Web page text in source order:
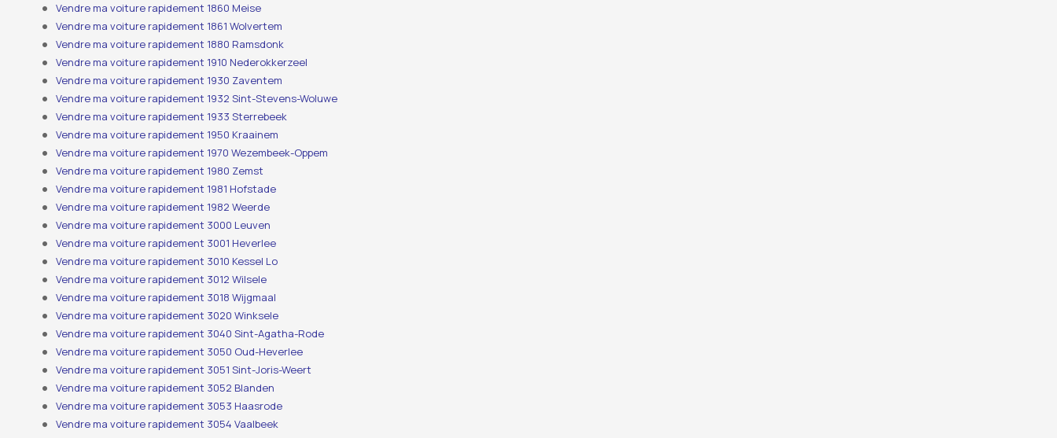
Vendre ma voiture rapidement 1860 Meise
Vendre ma voiture rapidement 1861 Wolvertem
Vendre ma voiture rapidement 1880 Ramsdonk
Vendre ma voiture rapidement 1910 Nederokkerzeel
Vendre ma voiture rapidement 1930 Zaventem
Vendre ma voiture rapidement 1932 Sint-Stevens-Woluwe
Vendre ma voiture rapidement 1933 Sterrebeek
Vendre ma voiture rapidement 1950 Kraainem
Vendre ma voiture rapidement 1970 Wezembeek-Oppem
Vendre ma voiture rapidement 1980 Zemst
Vendre ma voiture rapidement 1981 Hofstade
Vendre ma voiture rapidement 1982 Weerde
Vendre ma voiture rapidement 3000 Leuven
Vendre ma voiture rapidement 3001 Heverlee
Vendre ma voiture rapidement 3010 Kessel Lo
Vendre ma voiture rapidement 3012 Wilsele
Vendre ma voiture rapidement 3018 Wijgmaal
Vendre ma voiture rapidement 3020 Winksele
Vendre ma voiture rapidement 3040 Sint-Agatha-Rode
Vendre ma voiture rapidement 3050 Oud-Heverlee
Vendre ma voiture rapidement 3051 Sint-Joris-Weert
Vendre ma voiture rapidement 3052 Blanden
Vendre ma voiture rapidement 3053 Haasrode
Vendre ma voiture rapidement 3054 Vaalbeek